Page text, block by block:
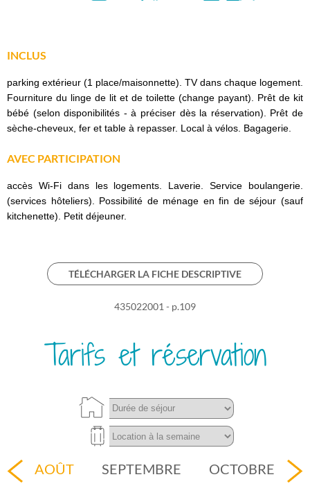
INCLUS
parking extérieur (1 place/maisonnette). TV dans chaque logement.
Fourniture du linge de lit et de toilette (change payant). Prêt de kit
bébé (selon disponibilités - à préciser dès la réservation). Prêt de
sèche-cheveux, fer et table à repasser. Local à vélos. Bagagerie.
AVEC PARTICIPATION
accès Wi-Fi dans les logements. Laverie. Service boulangerie.
(services hôteliers). Possibilité de ménage en fin de séjour (sauf
kitchenette). Petit déjeuner.
TÉLÉCHARGER LA FICHE DESCRIPTIVE
435022001 - p.109
Tarifs et réservation